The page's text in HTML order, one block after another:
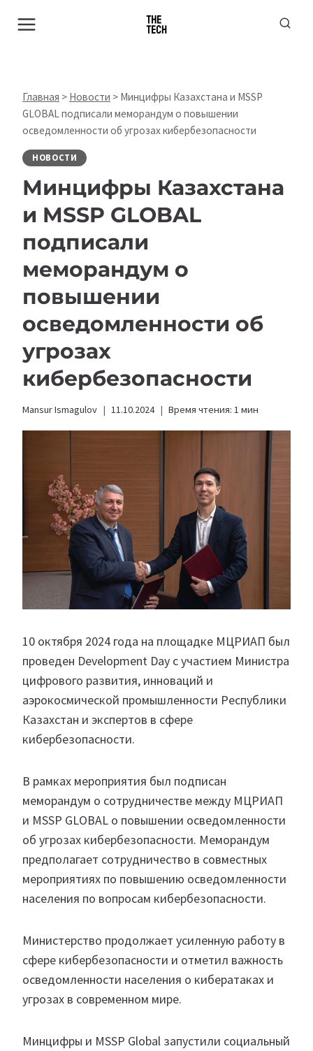
Главная > Новости > Минцифры Казахстана и MSSP
GLOBAL подписали меморандум о повышении
осведомленности об угрозах кибербезопасности
НОВОСТИ
Минцифры Казахстана
и MSSP GLOBAL
подписали
меморандум о
повышении
осведомленности об
угрозах
кибербезопасности
Mansur Ismagulov 11.10.2024 Время чтения: 1 мин
10 октября 2024 года на площадке МЦРИАП был
проведен Development Day с участием Министра
цифрового развития, инноваций и
аэрокосмической промышленности Республики
Казахстан и экспертов в сфере
кибербезопасности.
В рамках мероприятия был подписан
меморандум о сотрудничестве между МЦРИАП
и MSSP GLOBAL о повышении осведомленности
об угрозах кибербезопасности. Меморандум
предполагает сотрудничество в совместных
мероприятиях по повышению осведомленности
населения по вопросам кибербезопасности.
Министерство продолжает усиленную работу в
сфере кибербезопасности и отметил важность
осведомленности населения о кибератаках и
угрозах в современном мире.
Минцифры и MSSP Global запустили социальный